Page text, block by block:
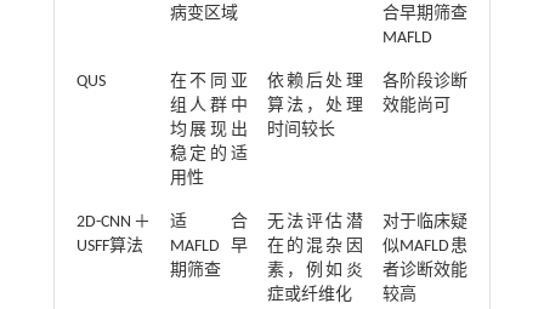
病变区域
合早期筛查
MAFLD
QUS
在不同亚
组人群中
均展现出
稳定的适
用性
依赖后处理
算法，处理
时间较长
各阶段诊断
效能尚可
2D-CNN＋
USFF算法
适合
MAFLD早
期筛查
无法评估潜
在的混杂因
素，例如炎
症或纤维化
对于临床疑
似MAFLD患
者诊断效能
较高